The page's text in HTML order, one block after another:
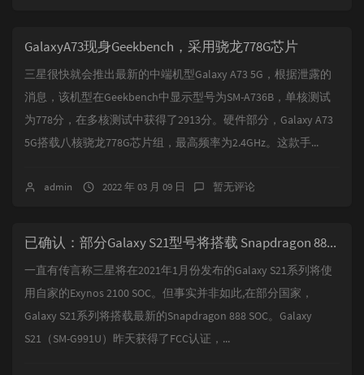
GalaxyA73现身Geekbench，采用骁龙778G芯片
三星很快就会推出最新的中端机型Galaxy A73 5G，根据泄露的
消息，该机型在Geekbench中显示型号为SM-A736B，单核测试
为778分，在多核测试中获得了2913分。硬件部分，Galaxy A73
5G搭载八核骁龙778G芯片组，最高频率为2.4GHz。这款手...
admin 2022 年 03 月 09 日 暂无评论
已确认：部分Galaxy S21型号将搭载 Snapdragon 888 芯片组
一直有传言称三星将在2021年1月份发布的Galaxy S21系列将使
用自家的Exynos 2100 SOC。但事实并非如此,在部分国家，
Galaxy S21系列将搭载最新的Snapdragon 888 SOC。Galaxy
S21（SM-G991U）昨天获得了FCC认证，...